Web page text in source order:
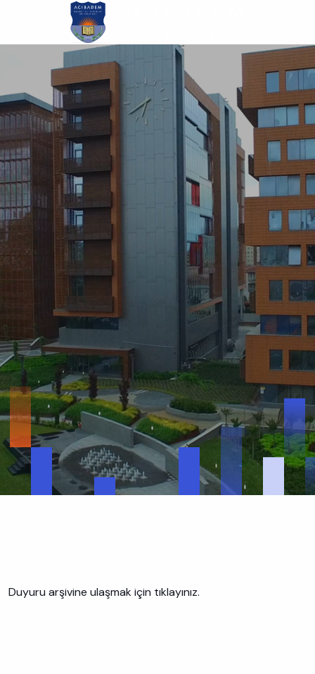
atla
Duyuru arşivine ulaşmak için tıklayınız.